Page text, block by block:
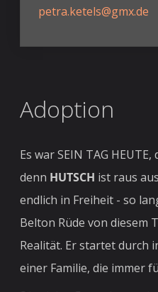
petra.ketels@gmx.de
Adoption
Es war SEIN TAG
denn HUTSCH ist raus
endlich in Freiheit - so
Belton Rüde von diesem
Realität. Er startet durch
einer Familie, die immer